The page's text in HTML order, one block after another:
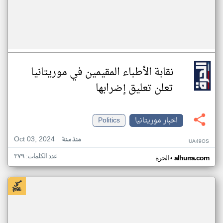
نقابة الأطباء المقيمين في موريتانيا
تعلن تعليق إضرابها
اخبار موريتانيا
Politics
Oct 03, 2024
منذ سنة UA49OS
الحرة• alhurra.com عدد الكلمات: ٣٧٩